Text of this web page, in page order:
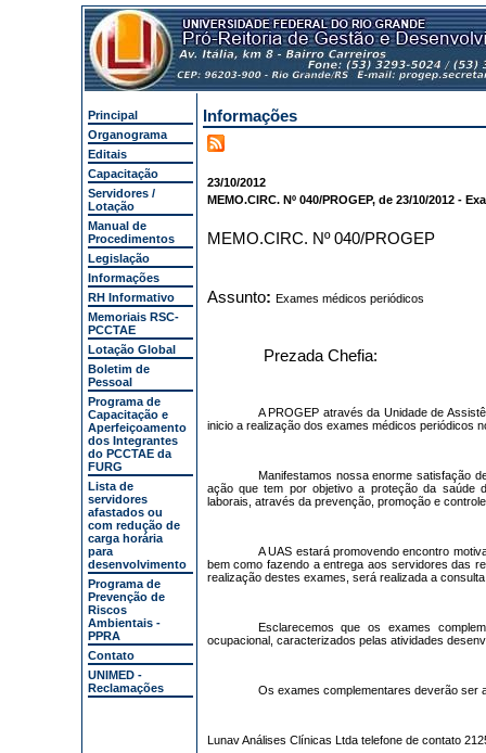
Principal
Organograma
Editais
Capacitação
Servidores /
Lotação
Manual de
Procedimentos
Legislação
Informações
RH Informativo
Memoriais RSC-
PCCTAE
Lotação Global
Boletim de
Pessoal
Programa de
Capacitação e
Aperfeiçoamento
dos Integrantes
do PCCTAE da
FURG
Lista de
servidores
afastados ou
com redução de
carga horária
para
desenvolvimento
Programa de
Prevenção de
Riscos
Ambientais -
PPRA
Contato
UNIMED -
Reclamações
Informações
23/10/2012
MEMO.CIRC. Nº 040/PROGEP, de 23/10/2012 -
MEMO.CIRC. Nº 040/PROGEP
Assunto: Exames médicos periódicos
Prezada Chefia:
A PROGEP através da Unidade de
inicio a realização dos exames médicos periódicos
Manifestamos nossa enorme satisfação
ação que tem por objetivo a proteção da saúde
laborais, através da prevenção, promoção e
A UAS estará promovendo encontro
bem como fazendo a entrega aos servidores das
realização destes exames, será realizada a
Esclarecemos que os exames
ocupacional, caracterizados pelas atividades
Os exames complementares deverão ser
Lunav Análises Clínicas Ltda telefone de contato